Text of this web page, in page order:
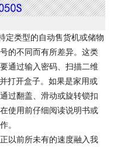
定类型的自动售货机或储物
的不同而有所差异。这类
通过输入密码、扫描二维
打开盒子。如果是家用或
过翻盖、滑动或旋转锁扣
使用前仔细阅读说明书或
。
以前所未有的速度融入我